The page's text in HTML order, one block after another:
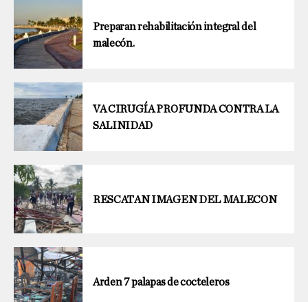
Preparan rehabilitación integral del
malecón.
VA CIRUGÍA PROFUNDA CONTRA LA
SALINIDAD
RESCATAN IMAGEN DEL MALECON
Arden 7 palapas de cocteleros